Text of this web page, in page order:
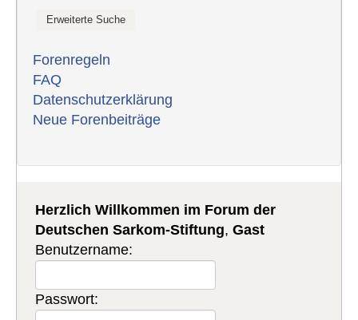
Forenregeln
FAQ
Datenschutzerklärung
Neue Forenbeiträge
Herzlich Willkommen im Forum der
Deutschen Sarkom-Stiftung,Gast
Benutzername:
Passwort: